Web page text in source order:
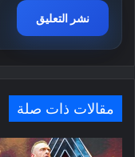
مقالات ذات صلة